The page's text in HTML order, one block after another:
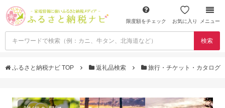
限度額をチェック お気に入り メニュー
検索
ふるさと納税ナビ TOP 返礼品検索 旅行・チケット・カタログ